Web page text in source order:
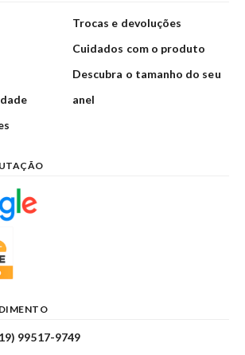
Trocas e devoluções
Cuidados com o produto
Descubra o tamanho do seu
anel
99517-9749